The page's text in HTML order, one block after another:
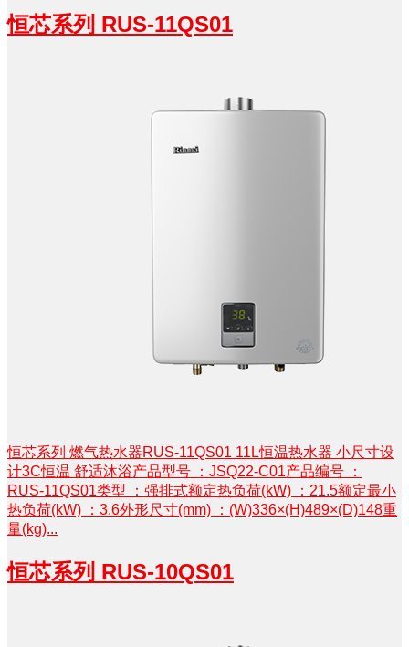
恒芯系列 RUS-11QS01
恒芯系列 燃气热水器RUS-11QS01 11L恒温热水器 小尺寸设
计3C恒温 舒适沐浴产品型号 ：JSQ22-C01产品编号 ：
RUS-11QS01类型 ：强排式额定热负荷(kW) ：21.5额定最小
热负荷(kW) ：3.6外形尺寸(mm) ：(W)336×(H)489×(D)148重
量(kg)...
恒芯系列 RUS-10QS01